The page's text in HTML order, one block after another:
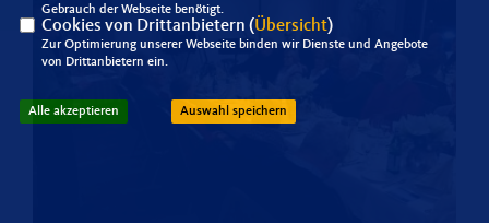
Gebrauch der Webseite benötigt.
Cookies von Drittanbietern (Übersicht)
Zur Optimierung unserer Webseite binden wir Dienste und Angebote
von Drittanbietern ein.
Alle akzeptieren Auswahl speichern